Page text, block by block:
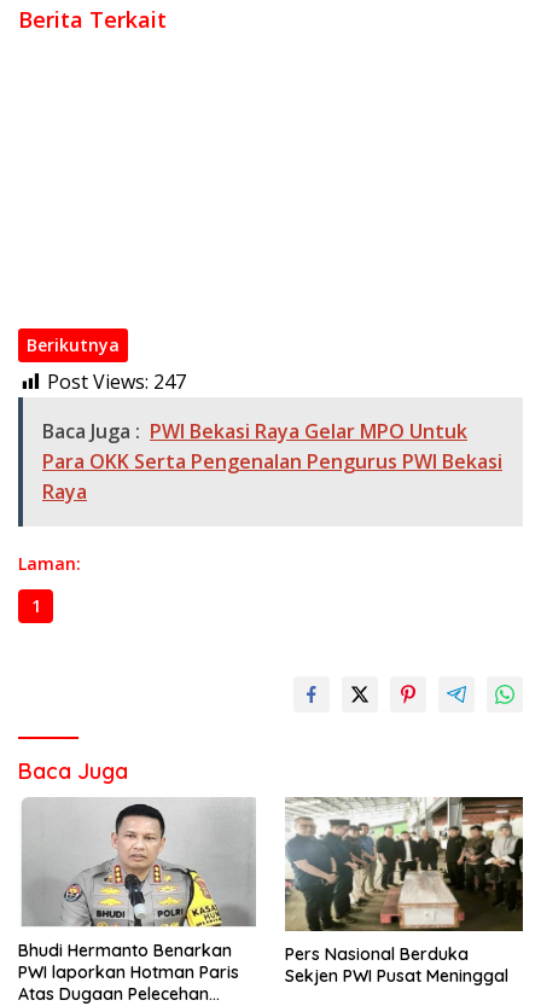
Berita Terkait
Berikutnya
Post Views: 247
Baca Juga : PWI Bekasi Raya Gelar MPO Untuk
Para OKK Serta Pengenalan Pengurus PWI Bekasi
Raya
Laman:
1
Baca Juga
Bhudi Hermanto Benarkan
PWI laporkan Hotman Paris
Atas Dugaan Pelecehan
Pers Nasional Berduka
Sekjen PWI Pusat Meninggal